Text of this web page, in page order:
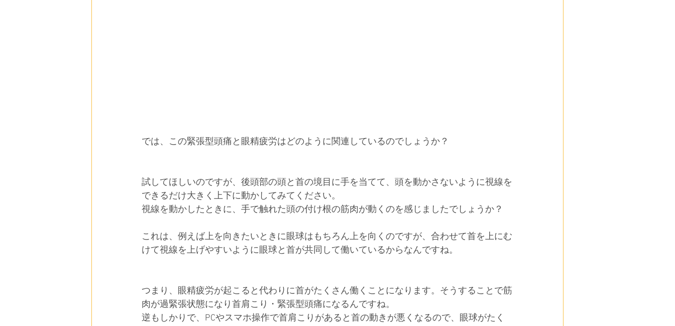
では、この緊張型頭痛と眼精疲労はどのように関連しているのでしょうか？
試してほしいのですが、後頭部の頭と首の境目に手を当てて、頭を動かさないように視線を
できるだけ大きく上下に動かしてみてください。
視線を動かしたときに、手で触れた頭の付け根の筋肉が動くのを感じましたでしょうか？
これは、例えば上を向きたいときに眼球はもちろん上を向くのですが、合わせて首を上にむ
けて視線を上げやすいように眼球と首が共同して働いているからなんですね。
つまり、眼精疲労が起こると代わりに首がたくさん働くことになります。そうすることで筋
肉が過緊張状態になり首肩こり・緊張型頭痛になるんですね。
逆もしかりで、PCやスマホ操作で首肩こりがあると首の動きが悪くなるので、眼球がたく